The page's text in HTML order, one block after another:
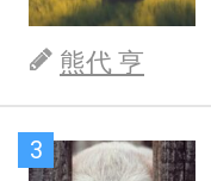
熊代 亨
3